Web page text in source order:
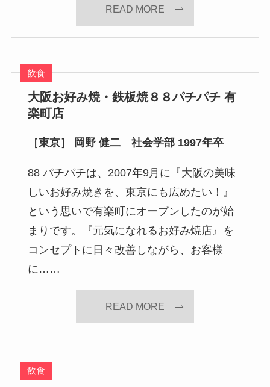
READ MORE
飲食
大阪お好み焼・鉄板焼８８パチパチ 有
楽町店
［東京］ 岡野 健二 社会学部 1997年卒
88 パチパチは、2007年9月に『大阪の美味
しいお好み焼きを、東京にも広めたい！』
という思いで有楽町にオープンしたのが始
まりです。『元気になれるお好み焼店』を
コンセプトに日々改善しながら、お客様
に……
READ MORE
飲食